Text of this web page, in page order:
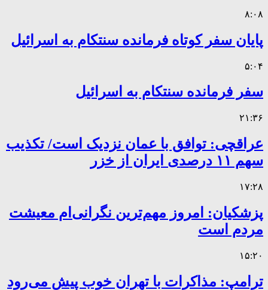
۸:۰۸
پایان سفر کوتاه فرمانده سنتکام به اسرائیل
۵:۰۴
سفر فرمانده سنتکام به اسرائیل
۲۱:۳۶
عراقچی: توافق با عمان نزدیک است/ تکذیب
سهم ۱۱ درصدی ایران از خزر
۱۷:۲۸
پزشکیان: امروز مهم‌ترین نگرانی‌ام معیشت
مردم است
۱۵:۲۰
ترامپ: مذاکرات با تهران خوب پیش می‌رود